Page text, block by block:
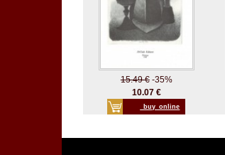
15.49 €-35%
10.07 €
_buy_online